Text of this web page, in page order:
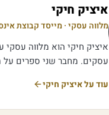
איציק חיקי
מלווה עסקי · מייסד קבוצת
איציק חיקי הוא מלווה עסקי
עסקים. מחבר שני ספרים על
עוד על איציק חיקי